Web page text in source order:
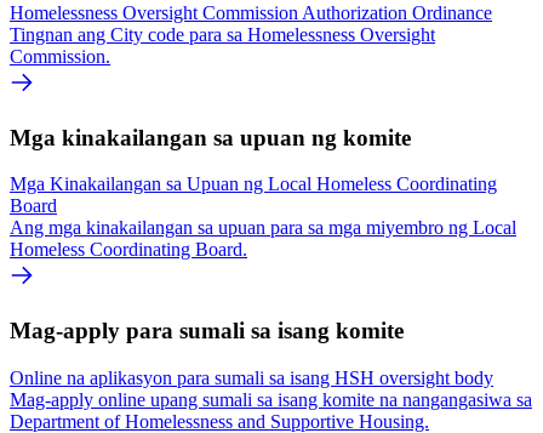
Homelessness Oversight Commission Authorization Ordinance
Tingnan ang City code para sa Homelessness Oversight
Commission.
Mga kinakailangan sa upuan ng komite
Mga Kinakailangan sa Upuan ng Local Homeless Coordinating
Board
Ang mga kinakailangan sa upuan para sa mga miyembro ng Local
Homeless Coordinating Board.
Mag-apply para sumali sa isang komite
Online na aplikasyon para sumali sa isang HSH oversight body
Mag-apply online upang sumali sa isang komite na nangangasiwa sa
Department of Homelessness and Supportive Housing.